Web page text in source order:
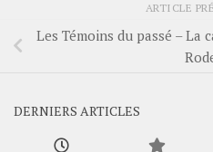
ARTICLE
Les Témoins du passé – La
DERNIERS ARTICLES